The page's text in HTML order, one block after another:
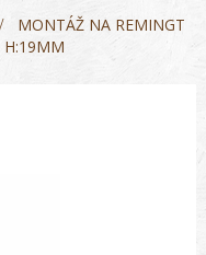
>
MONTÁŽ NA REMINGT
H:19MM